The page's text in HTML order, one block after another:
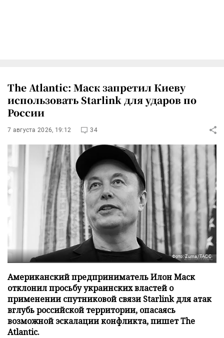
The Atlantic: Маск запретил Киеву
использовать Starlink для ударов по
России
7 августа 2026, 19:12 34
Фото: Zuma/ТАСС
Американский предприниматель Илон Маск
отклонил просьбу украинских властей о
применении спутниковой связи Starlink для атак
вглубь российской территории, опасаясь
возможной эскалации конфликта, пишет The
Atlantic.